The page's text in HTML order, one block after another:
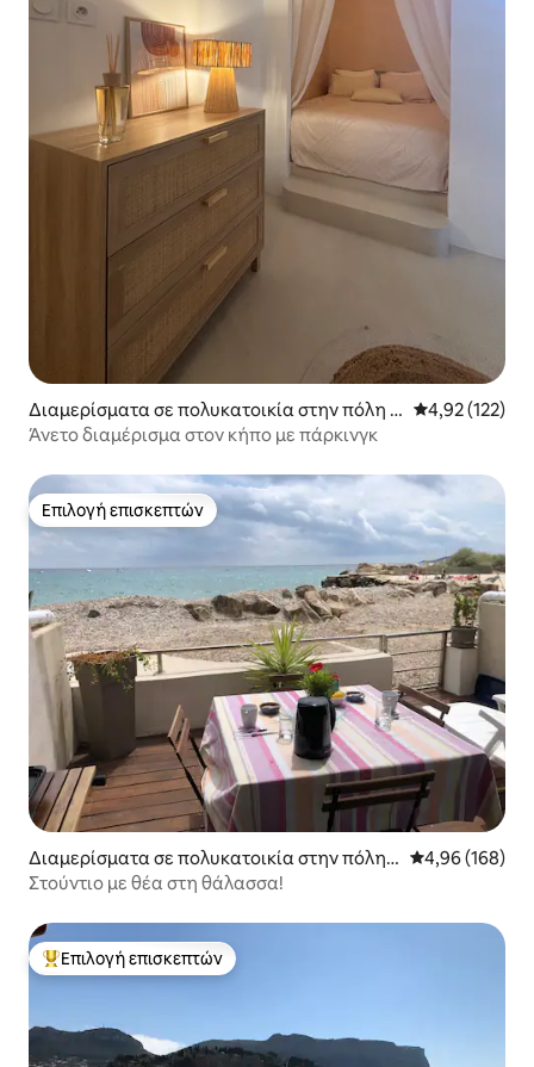
Διαμερίσματα σε πολυκατοικία στην πόλη L
a Ciotat
Μέση
4,92 (122)
Άνετο διαμέρισμα στον κήπο με πάρκινγκ
Επιλογή επισκεπτών
Επιλογή επισκεπτών
Διαμερίσματα σε πολυκατοικία στην πόλη L
a Ciotat
Μέση
4,96 (168)
Στούντιο με θέα στη θάλασσα!
Κορυφαία επιλογή επισκεπτών
Επιλογή επισκεπτών